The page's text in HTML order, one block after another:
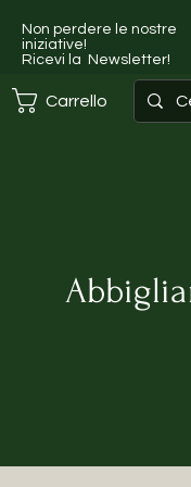
Non perdere le nostre
iniziative!
Ricevi la Newsletter!
Carrello